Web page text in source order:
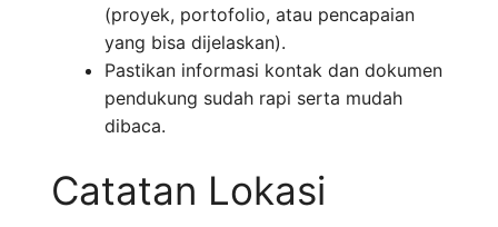
(proyek, portofolio, atau pencapaian
yang bisa dijelaskan).
Pastikan informasi kontak dan dokumen
pendukung sudah rapi serta mudah
dibaca.
Catatan Lokasi